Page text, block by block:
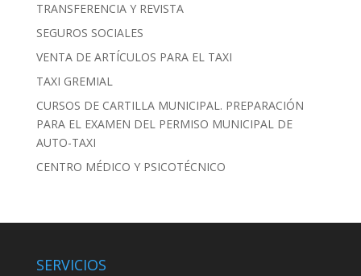
TRANSFERENCIA Y REVISTA
SEGUROS SOCIALES
VENTA DE ARTÍCULOS PARA EL TAXI
TAXI GREMIAL
CURSOS DE CARTILLA MUNICIPAL. PREPARACIÓN
PARA EL EXAMEN DEL PERMISO MUNICIPAL DE
AUTO-TAXI
CENTRO MÉDICO Y PSICOTÉCNICO
SERVICIOS